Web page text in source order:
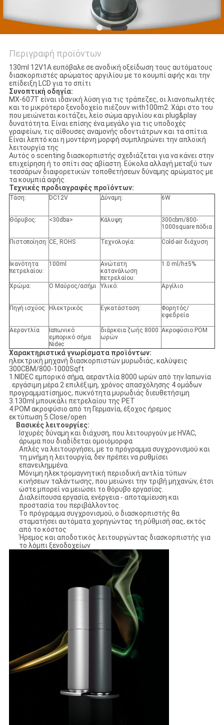
Περιγραφή προϊόντων
130ml 12V1A ευπόβαλε σε ανοδική οξείδωση τους αυτόματους
διασκορπιστές αρώματος αργιλίου με το κουμπί αφής και την
επίδειξη LCD για το σπίτι
Συνοπτική οδηγία:
MX-607T είναι ιδανική λύση για τις τράπεζες, οι λιανοπωλητές
και το μικρότερο ξενοδοχείο πιέζουν with100m2. Χάρι στο του
που μειώνεται κοιτάζει, λείο σώμα αργιλίου και plug&play
δυνατότητα. Είναι επίσης ένα μεγάλο για τις υποδοχές
γραφείων, τις αίθουσες αναμονής οδοντιάτρων και τα σπίτια.
Είναι λεπτό και η μοντέρνη μορφή συμπληρώνει την απλοϊκή
λειτουργία της
Αυτός ο scenting διασκορπιστής σχεδιάζεται για να κάνει στην
επιχείρηση ή το σπίτι σας αβίαστη. Εύκολα αλλαγή μεταξύ των
τεσσάρων διαφορετικών τοποθετήσεων δύναμης αρώματος με
τα κουμπιά αφής.
Τεχνικές προδιαγραφές προϊόντων:
Τάση: DC12V Δύναμη: 6W
Θόρυβος: <30dba> Κάλυψη:
300cbm/800-
1000square πόδια
Πιστοποίηση: CE, ROHS Τεχνολογία: Cold-air διάχυση
Ικανότητα
πετρελαίου:
100ml
Ανώτατη
κατανάλωση
πετρελαίου:
1.0 ml/h±5%
Χρώμα: Ο Μαύρος/ασήμι Υλικό: Αργίλιο
Πηγή ισχύος: Ηλεκτρικός Εγκατάσταση:
Φορητός/
εφεδρεία
Αεραντλία
Ιαπωνικό
εμπορικό σήμα
Nidec
διάρκεια ζωής 8000
ωρών
Ακροφύσιο POM
Χαρακτηριστικά γνωρίσματα προϊόντων:
ηλεκτρική μηχανή διασκορπιστών μυρωδιάς, καλύψεις
300CBM/800-1000Sqft
1.NIDEC εμπορικό σήμα, αεραντλία 8000 ωρών από την Ιαπωνία
. εργάσιμη μέρα 2 επιλέξιμη, χρόνος απασχόλησης 4 ομάδων
προγραμματίσημος, πυκνότητα μυρωδιάς διευθετήσιμη
3.130ml μπουκάλι πετρελαίου της PET
4.POM ακροφύσιο από τη Γερμανία, έξοχος ήρεμος
εκτύπωση 5.Close/open
Βασικές λειτουργίες:
Ισχυρές δύναμη και διάχυση, που λειτουργούν με HVAC,
άρωμα που διαδίδεται ομοιόμορφα
Απλές να λειτουργήσει, με το πρόγραμμα συγχρονισμού και
τη μνήμη η λειτουργία, δεν πρέπει να ρυθμίσει
επανειλημμένα.
Μόνιμη ηλεκτρομαγνητική περιοδική αντλία τύπων
κινήσεων ταλάντωσης, που μειώνει την τριβή μηχανών, έτσι
ώστε μπορεί να μειώσει το θόρυβο εργασίας.
Διαλείπουσα εργασία, ενέργεια - αποταμίευση και
προστασία του περιβάλλοντος.
Το πρόγραμμα συγχρονισμού, ο διασκορπιστής θα
σταματήσει αυτόματα χορηγώντας τη ρύθμισή σας, εκτός
από το κόστος
Ήρεμος και αποδοτικός λειτουργώντας διασκορπιστής για
το λόμπι ξενοδοχείων